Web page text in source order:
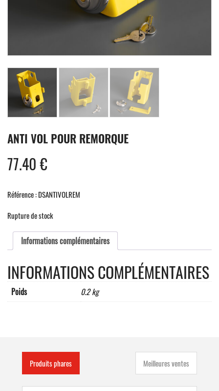
ANTI VOL POUR REMORQUE
77.40€
Référence : DSANTIVOLREM
Rupture de stock
Informations complémentaires
INFORMATIONS COMPLÉMENTAIRES
Poids 0.2 kg
Produits phares Meilleures ventes